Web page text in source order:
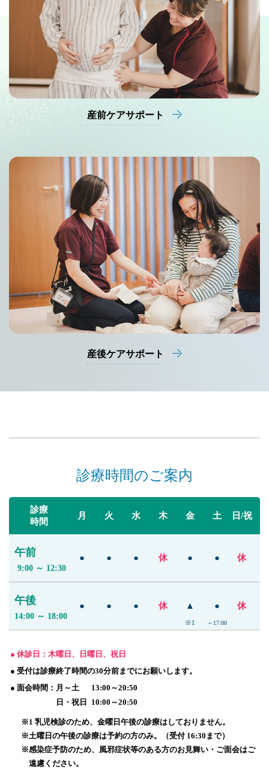
産前ケアサポート
産後ケアサポート
診療時間のご案内
診療
時間
月 火 水 木 金 土 日/祝
午前
9:00 ～ 12:30
● ● ● 休 ● ● 休
午後
14:00 ～ 18:00
● ● ● 休 ▲
※1
●
～17:00
休
● 休診日：木曜日、日曜日、祝日
● 受付は診療終了時間の30分前までにお願いします。
● 面会時間： 月～土 13:00～20:50
日・祝日 10:00～20:50
※1 乳児検診のため、金曜日午後の診療はしておりません。
※土曜日の午後の診療は予約の方のみ。（受付 16:30まで）
※感染症予防のため、風邪症状等のある方のお見舞い・ご面会はご
遠慮ください。